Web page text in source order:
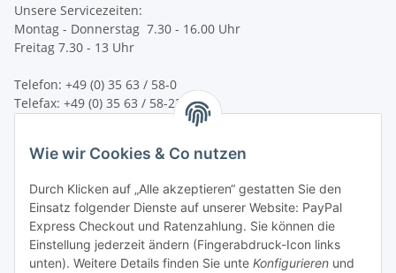
Unsere Servicezeiten:
Montag - Donnerstag 7.30 - 16.00 Uhr
Freitag 7.30 - 13 Uhr
Telefon: +49 (0) 35 63 / 58-0
Telefax: +49 (0) 35 63 / 58-231
service@bsn-spremberg.de
Wir versenden mit:
Ihre Zahlmöglichkeiten:
Wie wir Cookies & Co nutzen
Durch Klicken auf „Alle akzeptieren“ gestatten Sie den
Einsatz folgender Dienste auf unserer Website: PayPal
Express Checkout und Ratenzahlung. Sie können die
Einstellung jederzeit ändern (Fingerabdruck-Icon links
unten). Weitere Details finden Sie unte Konfigurieren und